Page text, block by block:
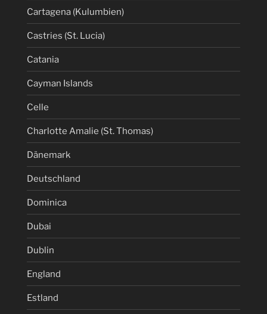
Cartagena (Kulumbien)
Castries (St. Lucia)
Catania
Cayman Islands
Celle
Charlotte Amalie (St. Thomas)
Dänemark
Deutschland
Dominica
Dubai
Dublin
England
Estland